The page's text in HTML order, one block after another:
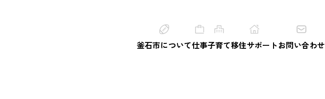
釜石市について仕事子育て移住サポートお問い合わせ